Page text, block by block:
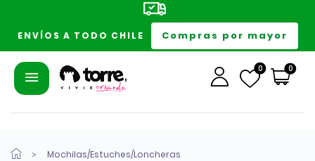
ENVÍOS A TODO CHILE Compras por mayor
0 0
Mochilas/Estuches/Loncheras